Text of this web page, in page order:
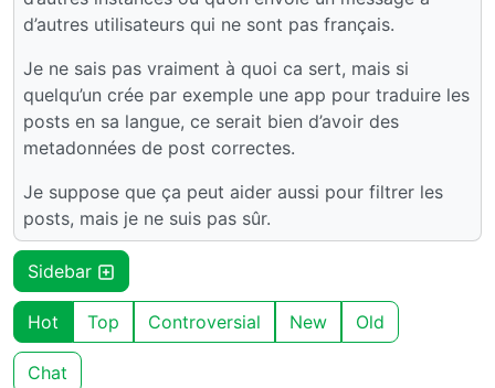
d’autres utilisateurs qui ne sont pas français.
Je ne sais pas vraiment à quoi ca sert, mais si
quelqu’un crée par exemple une app pour traduire les
posts en sa langue, ce serait bien d’avoir des
metadonnées de post correctes.
Je suppose que ça peut aider aussi pour filtrer les
posts, mais je ne suis pas sûr.
Sidebar
Hot Top Controversial New Old
Chat